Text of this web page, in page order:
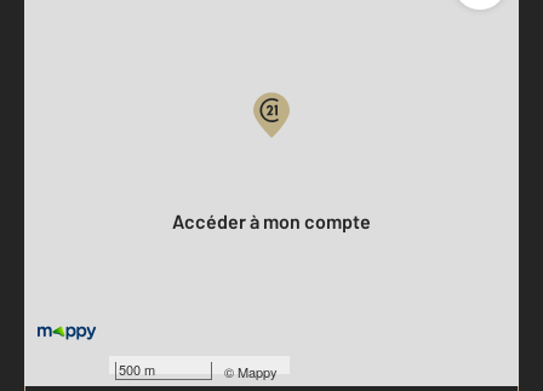
500 m ©Mappy
Accéder à mon compte